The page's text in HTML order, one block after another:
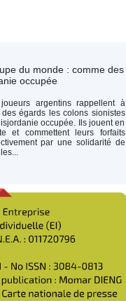
du monde : comme des
occupée
argentins rappellent à
des égards les colons sionistes
occupée. Ils jouent en
et commettent leurs forfaits
par une solidarité de